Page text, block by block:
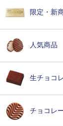
限定・新
人気商品
生チョコ
チョコレ